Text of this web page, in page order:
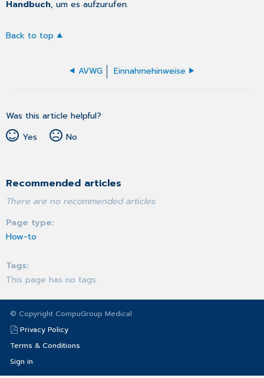
Handbuch, um es aufzurufen.
Back to top
AVWG Einnahmehinweise
Was this article helpful?
Yes
No
Recommended articles
There are no recommended articles.
Page type
How-to
Tags
This page has no tags.
© Copyright CompuGroup Medical
Privacy Policy
Terms & Conditions
Sign in